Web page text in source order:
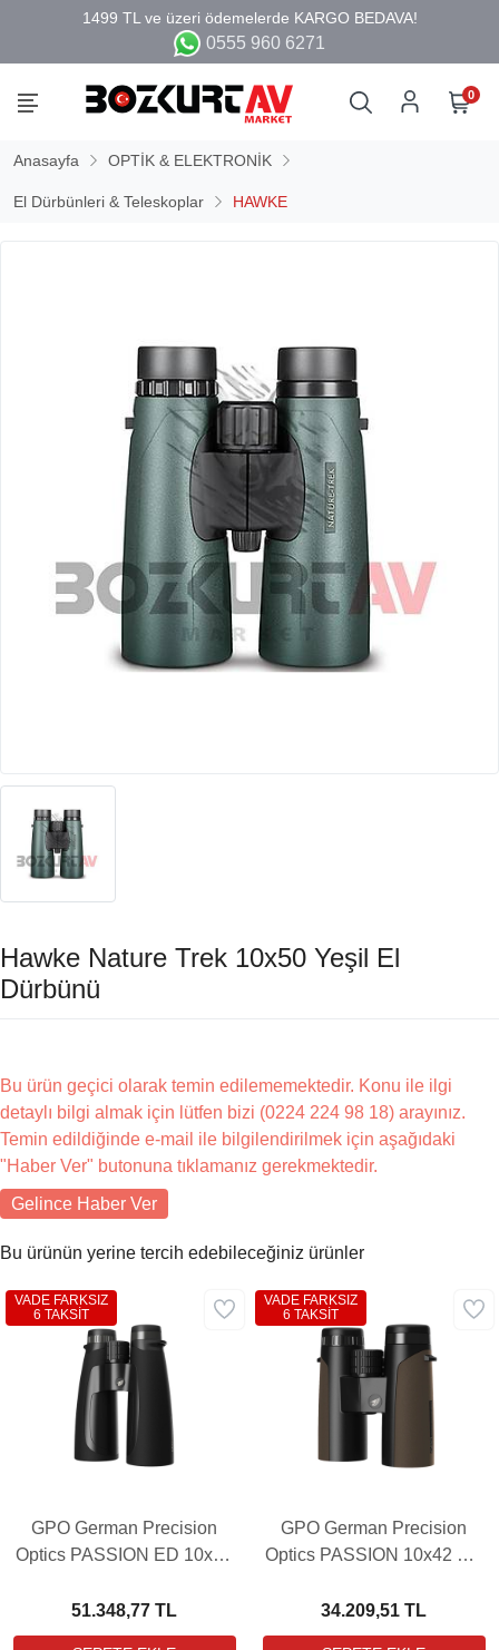
0555 960 6271
0
Anasayfa OPTİK & ELEKTRONİK
El Dürbünleri & Teleskoplar HAWKE
Hawke Nature Trek 10x50 Yeşil El
Dürbünü
Bu ürün geçici olarak temin edilememektedir. Konu ile ilgi
detaylı bilgi almak için lütfen bizi (0224 224 98 18) arayınız.
Temin edildiğinde e-mail ile bilgilendirilmek için aşağıdaki
"Haber Ver" butonuna tıklamanız gerekmektedir.
Gelince Haber Ver
Bu ürünün yerine tercih edebileceğiniz ürünler
GPO German Precision
Optics PASSION ED 10x56
51.348,77 TL
VADE FARKSIZ
6 TAKSİT
GPO German Precision
Optics PASSION 10x42 ED
34.209,51 TL
VADE FARKSIZ
6 TAKSİT